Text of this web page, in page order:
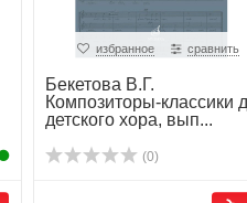
избранное сравнить
Бекетова В.Г.
Композиторы-классики
детского хора, вып...
(0)